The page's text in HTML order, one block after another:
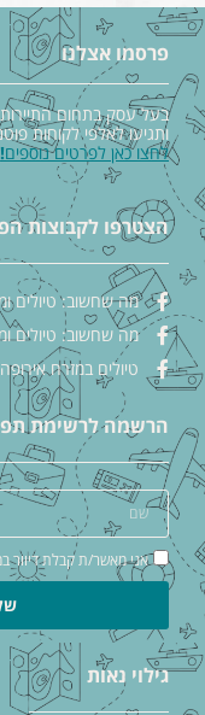
פרסמו אצלנו
בעל עסק בתחום
ותגיעו לאלפי לקוחות
לחצו כאן לפרטים נוספים!
הצטרפו לקבוצות
מה שחשוב: טיולים
מה שחשוב: טיולים
טיולים במזרח אירופה
הרשמה לרשימת
אני מאשר/ת קבלת דיוור
גילוי נאות